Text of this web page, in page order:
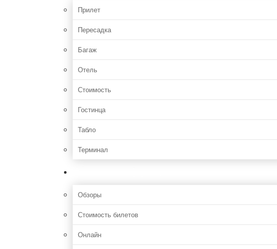
Прилет
Пересадка
Багаж
Отель
Стоимость
Гостинца
Табло
Терминал
Обзоры
Стоимость билетов
Онлайн